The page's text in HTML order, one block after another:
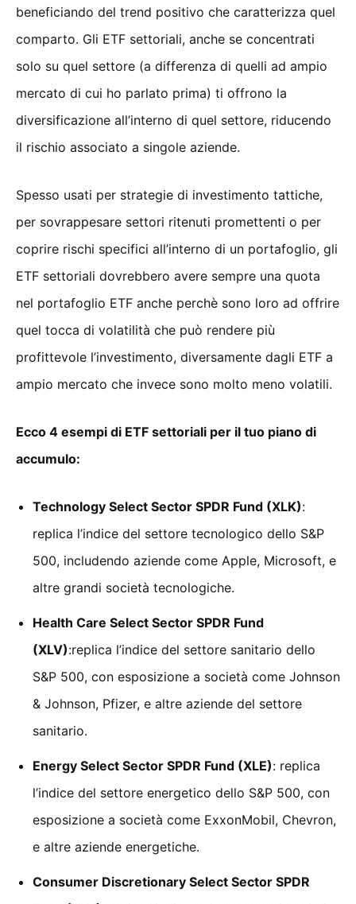
beneficiando del trend positivo che caratterizza quel
comparto. Gli ETF settoriali, anche se concentrati
solo su quel settore (a differenza di quelli ad ampio
mercato di cui ho parlato prima) ti offrono la
diversificazione all’interno di quel settore, riducendo
il rischio associato a singole aziende.
Spesso usati per strategie di investimento tattiche,
per sovrappesare settori ritenuti promettenti o per
coprire rischi specifici all’interno di un portafoglio, gli
ETF settoriali dovrebbero avere sempre una quota
nel portafoglio ETF anche perchè sono loro ad offrire
quel tocca di volatilità che può rendere più
profittevole l’investimento, diversamente dagli ETF a
ampio mercato che invece sono molto meno volatili.
Ecco 4 esempi di ETF settoriali per il tuo piano di
accumulo:
Technology Select Sector SPDR Fund (XLK):
replica l’indice del settore tecnologico dello S&P
500, includendo aziende come Apple, Microsoft, e
altre grandi società tecnologiche.
Health Care Select Sector SPDR Fund
(XLV):replica l’indice del settore sanitario dello
S&P 500, con esposizione a società come Johnson
& Johnson, Pfizer, e altre aziende del settore
sanitario.
Energy Select Sector SPDR Fund (XLE): replica
l’indice del settore energetico dello S&P 500, con
esposizione a società come ExxonMobil, Chevron,
e altre aziende energetiche.
Consumer Discretionary Select Sector SPDR